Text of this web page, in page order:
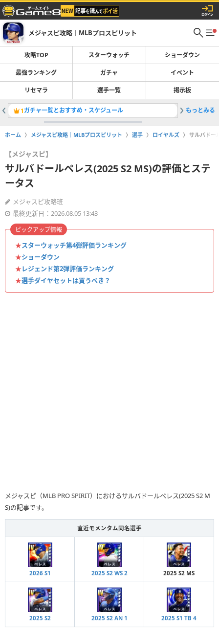
メジャスピ攻略｜MLBプロスピリット
攻略TOP スターウォッチ ショーダウン
最強ランキング ガチャ イベント
リセマラ 選手一覧 掲示板
1ガチャ一覧とおすすめ・スケジュール 2最強選
もっとみる
ホーム メジャスピ攻略｜MLBプロスピリット 選手 ロイヤルズ サルバドー
【メジャスピ】
サルバドールペレス(2025 S2 MS)の評価とステ
ータス
メジャスピ攻略班
最終更新日：2026.08.05 13:43
★スターウォッチ第4弾評価ランキング
★ショーダウン
★レジェンド第2弾評価ランキング
★選手ダイヤセットは買うべき？
ピックアップ情報
メジャスピ（MLB PRO SPIRIT）におけるサルバドールペレス(2025 S2 M
S)の記事です。
直近モメンタム同名選手
2026 S1 2025 S2 WS 2 2025 S2 MS
2025 S2 2025 S2 AN 1 2025 S1 TB 4